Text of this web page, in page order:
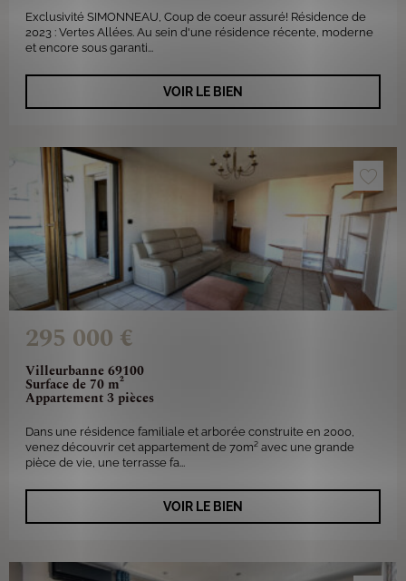
Exclusivité SIMONNEAU, Coup de coeur assuré! Résidence de
2023 : Vertes Allées. Au sein d'une résidence récente, moderne
et encore sous garanti...
VOIR LE BIEN
Villeurbanne 69100
Surface de 70 m²
Appartement 3 pièces
295 000 €
Dans une résidence familiale et arborée construite en 2000,
venez découvrir cet appartement de 70m² avec une grande
pièce de vie, une terrasse fa...
VOIR LE BIEN